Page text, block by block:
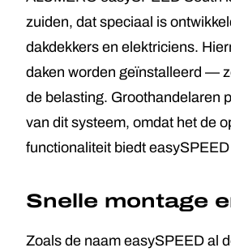
zuiden, dat speciaal is
dakdekkers en elektriciens.
daken worden geïnstalleerd —
de belasting. Groothandelaren
van dit systeem, omdat het de
functionaliteit biedt
Snelle montage
Zoals de naam easySPEED al